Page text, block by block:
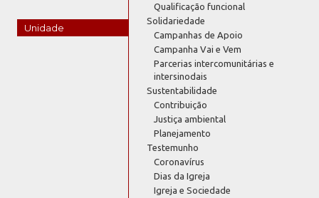
Unidade
Qualificação funcional
Solidariedade
Campanhas de Apoio
Campanha Vai e Vem
Parcerias intercomunitárias e
intersinodais
Sustentabilidade
Contribuição
Justiça ambiental
Planejamento
Testemunho
Coronavírus
Dias da Igreja
Igreja e Sociedade